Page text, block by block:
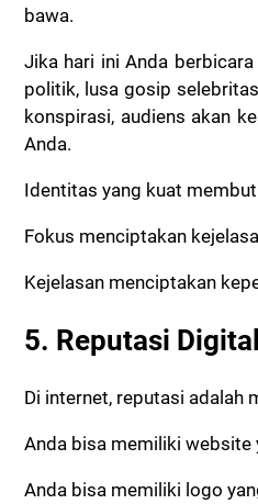
bawa.
Jika hari ini Anda
politik, lusa gosip
konspirasi, audiens akan
Anda.
Identitas yang kuat
Fokus menciptakan
Kejelasan menciptakan
5. Reputasi Digital
Di internet, reputasi adalah
Anda bisa memiliki website
Anda bisa memiliki logo